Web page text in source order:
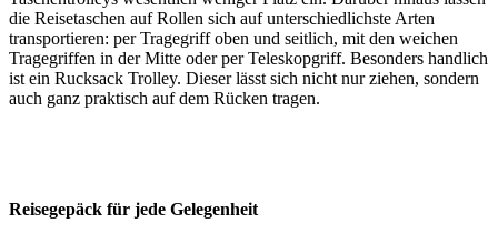
die Reisetaschen auf Rollen sich auf unterschiedlichste Arten
transportieren: per Tragegriff oben und seitlich, mit den weichen
Tragegriffen in der Mitte oder per Teleskopgriff. Besonders handlich
ist ein Rucksack Trolley. Dieser lässt sich nicht nur ziehen, sondern
auch ganz praktisch auf dem Rücken tragen.
Reisegepäck für jede Gelegenheit